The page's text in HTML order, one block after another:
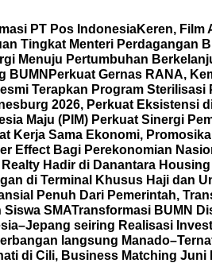
PT Pos IndonesiaKeren, Film
Tingkat Menteri Perdagangan
Menuju Pertumbuhan
BUMN Perkuat Gernas RANA,
Terapkan Program
2026, Perkuat Eksistensi
Maju (PIM) Perkuat Sinergi
Kerja Sama Ekonomi,
Effect Bagi Perekonomian
Realty Hadir di Danantara
di Terminal Khusus Haji dan
Penuh Dari Pemerintah,
SMATransformasi BUMN
seiring Realisasi
langsung
di Cili, Business Matching Juni